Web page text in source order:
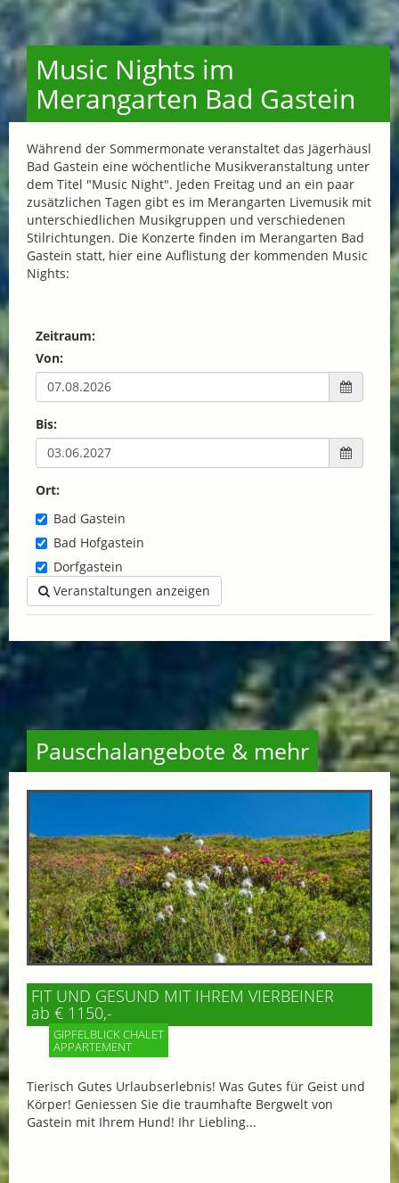
Music Nights im
Merangarten Bad Gastein
Während der Sommermonate veranstaltet das Jägerhäusl
Bad Gastein eine wöchentliche Musikveranstaltung unter
dem Titel "Music Night". Jeden Freitag und an ein paar
zusätzlichen Tagen gibt es im Merangarten Livemusik mit
unterschiedlichen Musikgruppen und verschiedenen
Stilrichtungen. Die Konzerte finden im Merangarten Bad
Gastein statt, hier eine Auflistung der kommenden Music
Nights:
Zeitraum:
Von:
Bis:
Ort:
Bad Gastein
Bad Hofgastein
Dorfgastein
Veranstaltungen anzeigen
Pauschalangebote & mehr
FIT UND GESUND MIT IHREM VIERBEINER
ab € 1150,-
GIPFELBLICK CHALET
APPARTEMENT
Tierisch Gutes Urlaubserlebnis! Was Gutes für Geist und
Körper! Geniessen Sie die traumhafte Bergwelt von
Gastein mit Ihrem Hund! Ihr Liebling...